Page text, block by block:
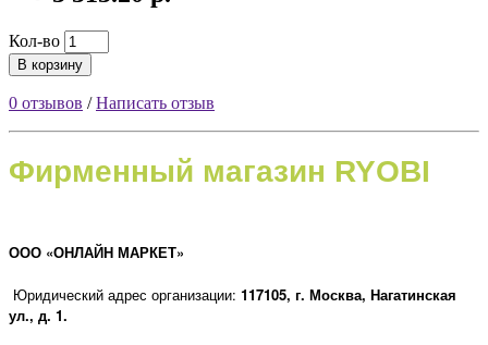
Кол-во
В корзину
0 отзывов /Написать отзыв
Фирменный магазин RYOBI
ООО «ОНЛАЙН МАРКЕТ»
Юридический адрес организации: 117105, г. Москва, Нагатинская
ул., д. 1.